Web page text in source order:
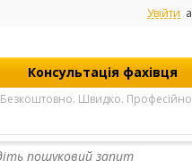
Увійти
Консультація фахівця
Безкоштовно. Швидко.